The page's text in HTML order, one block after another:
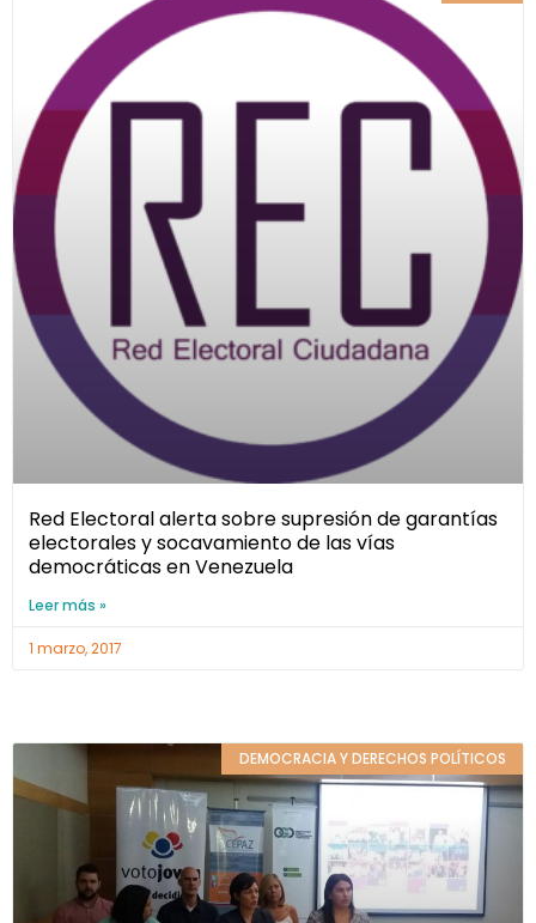
Red Electoral alerta sobre supresión de garantías
electorales y socavamiento de las vías
democráticas en Venezuela
Leer más »
1 marzo, 2017
DEMOCRACIA Y DERECHOS POLÍTICOS